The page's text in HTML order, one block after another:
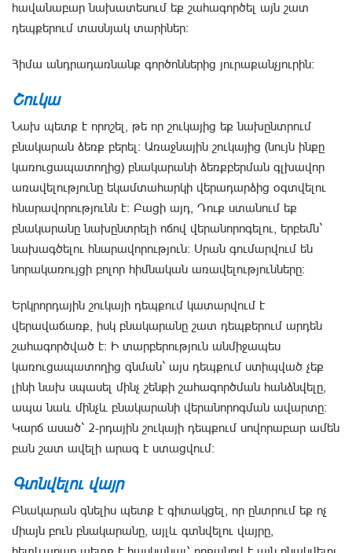
հավանաբար նախատեսում եք շահագործել այն շատ
դեպքերում տասնյակ տարիներ։
Հիմա անդրադառնանք գործոններից յուրաքանչյուրին։
Շուկա
Նախ պետք է որոշել, թե որ շուկայից եք նախընտրում
բնակարան ձեռք բերել։ Առաջնային շուկայից (նույն ինքը
կառուցապատողից) բնակարանի ձեռքբերման գլխավոր
առավելությունը եկամտահարկի վերադարձից օգտվելու
հնարավորությունն է։ Բացի այդ, Դուք ստանում եք
բնակարանը նախընտրելի ոճով վերանորոգելու, երբեմն`
նախագծելու հնարավորություն։ Սրան գումարվում են
նորակառույցի բոլոր հիմնական առավելությունները։
Երկրորդային շուկայի դեպքում կատարվում է
վերավաճառք, իսկ բնակարանը շատ դեպքերում արդեն
շահագործված է։ Ի տարբերություն անմիջապես
կառուցապատողից գնման` այս դեպքում ստիպված չեք
լինի նախ սպասել մինչ շենքի շահագործման հանձնվելը,
ապա նաև մինչև բնակարանի վերանորոգման ավարտը։
Կարճ ասած` 2-րդային շուկայի դեպքում սովորաբար ամեն
բան շատ ավելի արագ է ստացվում։
Գտնվելու վայր
Բնակարան գնելիս պետք է գիտակցել, որ ընտրում եք ոչ
միայն բուն բնակարանը, այլև գտնվելու վայրը,